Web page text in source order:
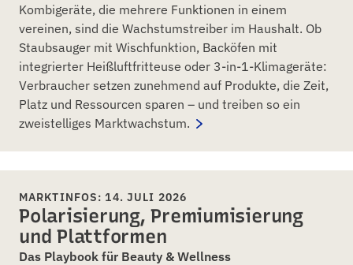
Kombigeräte, die mehrere Funktionen in einem
vereinen, sind die Wachstumstreiber im Haushalt. Ob
Staubsauger mit Wischfunktion, Backöfen mit
integrierter Heißluftfritteuse oder 3-in-1-Klimageräte:
Verbraucher setzen zunehmend auf Produkte, die Zeit,
Platz und Ressourcen sparen – und treiben so ein
zweistelliges Marktwachstum.
MARKTINFOS: 14. JULI 2026
Polarisierung, Premiumisierung
und Plattformen
Das Playbook für Beauty & Wellness